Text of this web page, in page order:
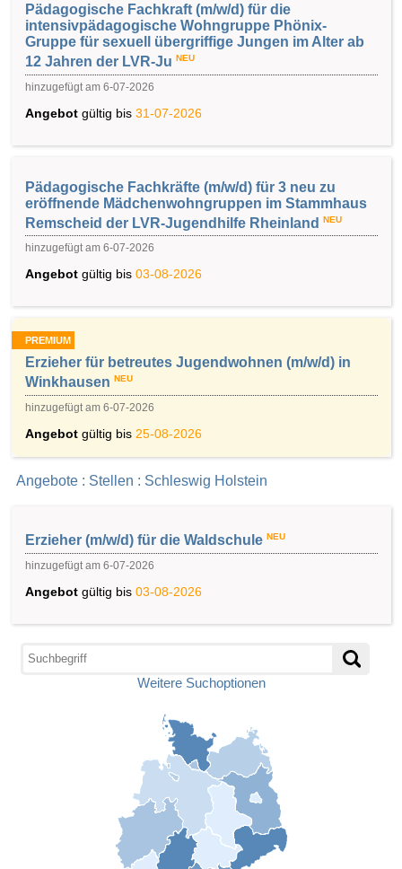
Pädagogische Fachkraft (m/w/d) für die
intensivpädagogische Wohngruppe Phönix-
Gruppe für sexuell übergriffige Jungen im Alter ab
12 Jahren der LVR-Ju NEU
hinzugefügt am 6-07-2026
Angebot gültig bis 31-07-2026
Pädagogische Fachkräfte (m/w/d) für 3 neu zu
eröffnende Mädchenwohngruppen im Stammhaus
Remscheid der LVR-Jugendhilfe Rheinland NEU
hinzugefügt am 6-07-2026
Angebot gültig bis 03-08-2026
PREMIUM
Erzieher für betreutes Jugendwohnen (m/w/d) in
Winkhausen NEU
hinzugefügt am 6-07-2026
Angebot gültig bis 25-08-2026
Angebote : Stellen : Schleswig Holstein
Erzieher (m/w/d) für die Waldschule NEU
hinzugefügt am 6-07-2026
Angebot gültig bis 03-08-2026
Weitere Suchoptionen